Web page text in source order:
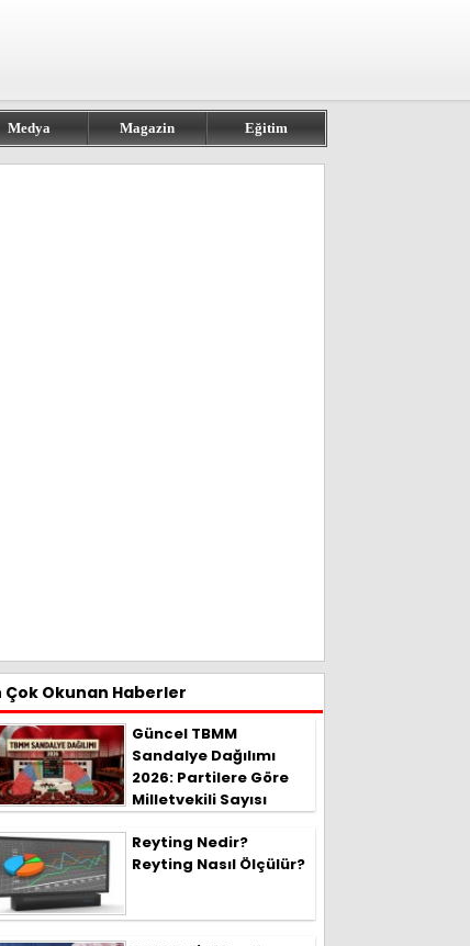
Medya Magazin Eğitim
Çok Okunan Haberler
Güncel TBMM
Sandalye Dağılımı
2026: Partilere Göre
Milletvekili Sayısı
Reyting Nedir?
Reyting Nasıl Ölçülür?